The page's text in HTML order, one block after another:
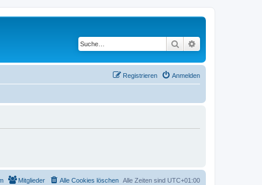
Suche
Anmelden
Registrieren
Alle Zeiten sind UTC+01:00
Alle Cookies löschen
Mitglieder